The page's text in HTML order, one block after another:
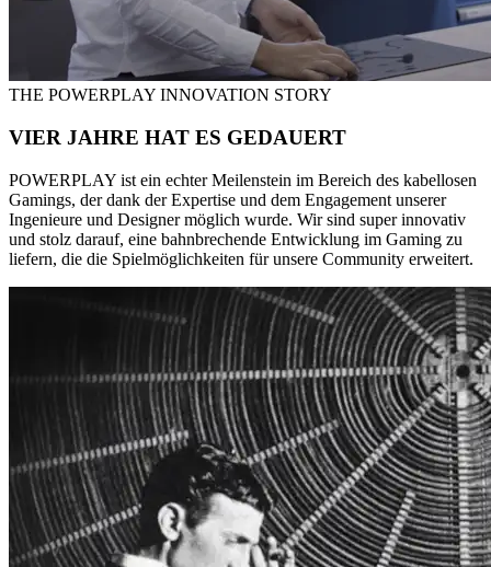
THE POWERPLAY INNOVATION STORY
VIER JAHRE HAT ES GEDAUERT
POWERPLAY ist ein echter Meilenstein im Bereich des kabellosen
Gamings, der dank der Expertise und dem Engagement unserer
Ingenieure und Designer möglich wurde. Wir sind super innovativ
und stolz darauf, eine bahnbrechende Entwicklung im Gaming zu
liefern, die die Spielmöglichkeiten für unsere Community erweitert.